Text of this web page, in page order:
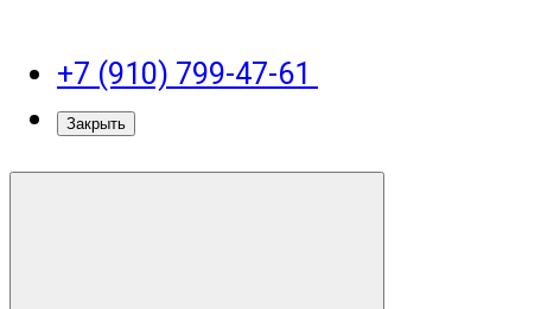
+7 (910) 799-47-61
Закрыть